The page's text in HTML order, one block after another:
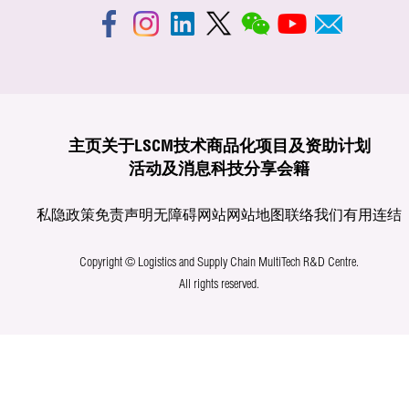
主页关于LSCM技术商品化项目及资助计划
活动及消息科技分享会籍
私隐政策免责声明无障碍网站网站地图联络我们有用连结
Copyright © Logistics and Supply Chain MultiTech R&D Centre.
All rights reserved.